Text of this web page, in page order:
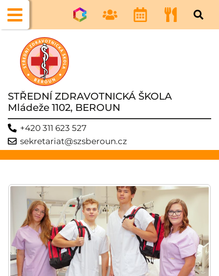
STŘEDNÍ ZDRAVOTNICKÁ ŠKOLA
Mládeže 1102, BEROUN
+420 311 623 527
sekretariat@szsberoun.cz